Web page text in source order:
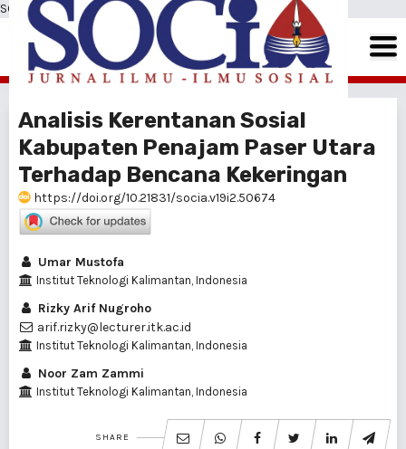
SOCIA: Jurnal Ilmu-Ilmu Sosial
Analisis Kerentanan Sosial
Kabupaten Penajam Paser Utara
Terhadap Bencana Kekeringan
https://doi.org/10.21831/socia.v19i2.50674
Umar Mustofa
Institut Teknologi Kalimantan, Indonesia
Rizky Arif Nugroho
arif.rizky@lecturer.itk.ac.id
Institut Teknologi Kalimantan, Indonesia
Noor Zam Zammi
Institut Teknologi Kalimantan, Indonesia
SHARE